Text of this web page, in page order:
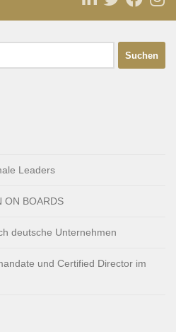
Leaders
ON BOARDS
deutsche Unternehmen
und Certified Director im